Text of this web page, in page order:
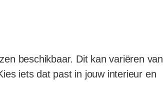
beschikbaar. Dit kan variëren van
iets dat past in jouw interieur en